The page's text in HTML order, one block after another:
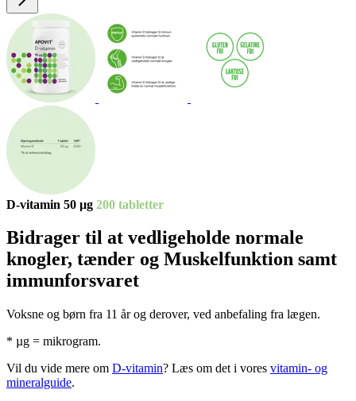
D-vita­min 50 µg 200 tab­let­ter
Bidra­ger til at ved­li­ge­holde nor­male
knog­ler, tæn­der og Muskel­funk­tion samt
immun­for­sva­ret
Voksne og børn fra 11 år og derover, ved anbefaling fra lægen.
* µg = mikrogram.
Vil du vide mere om D-vitamin? Læs om det i vores vitamin- og
mineralguide.